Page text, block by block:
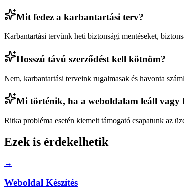
Mit fedez a karbantartási terv?
Karbantartási tervünk heti biztonsági mentéseket,
Hosszú távú szerződést kell kötnöm?
Nem, karbantartási terveink rugalmasak és havonta
Mi történik, ha a weboldalam leáll vagy
Ritka probléma esetén kiemelt támogató csapatunk az
Ezek is érdekelhetik
→
Weboldal Készítés